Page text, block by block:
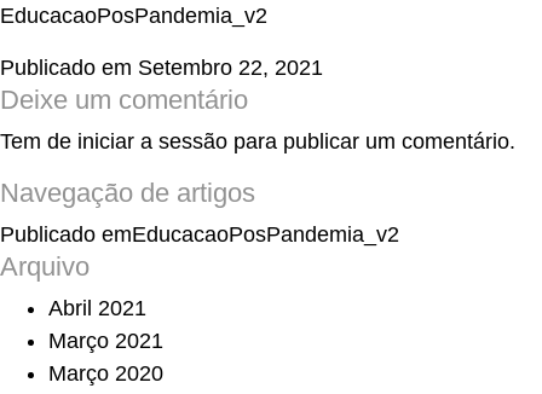
EducacaoPosPandemia_v2
Publicado em Setembro 22, 2021
Deixe um comentário
Tem de iniciar a sessão para publicar um comentário.
Navegação de artigos
Publicado emEducacaoPosPandemia_v2
Arquivo
Abril 2021
Março 2021
Março 2020